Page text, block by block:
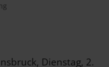
Dienstag, 2.